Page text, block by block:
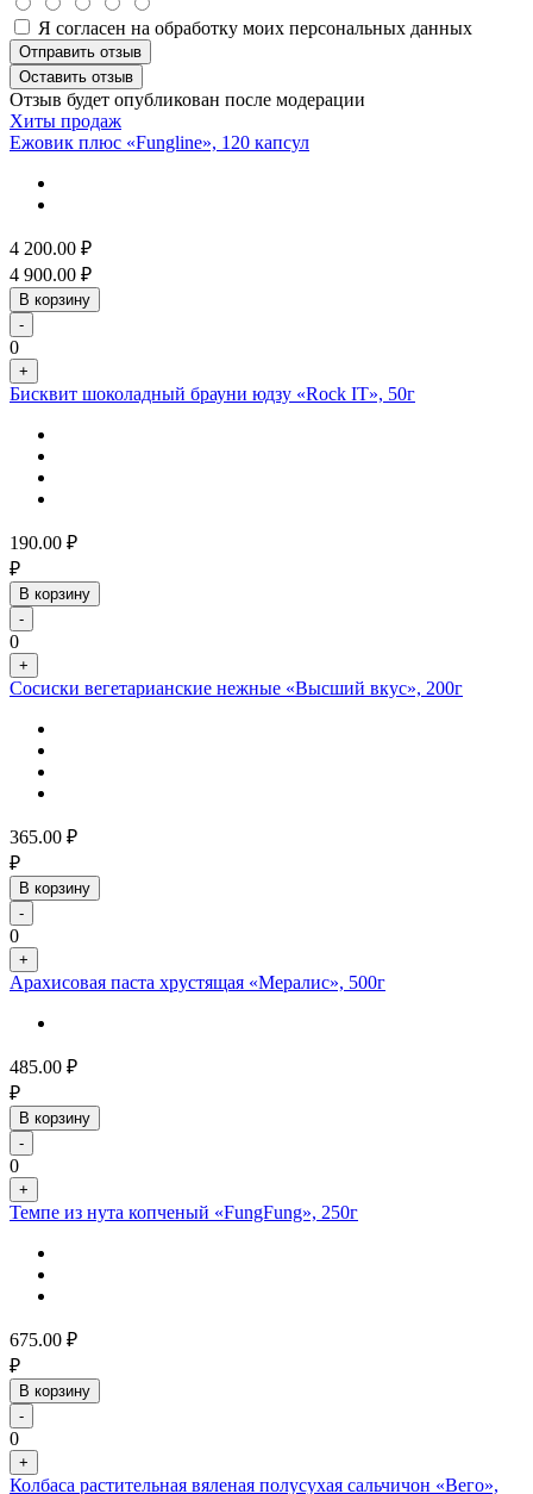
Я согласен на обработку моих персональных данных
Отправить отзыв
Оставить отзыв
Отзыв будет опубликован после модерации
Хиты продаж
Ежовик плюс «Fungline», 120 капсул
4 200.00 ₽
4 900.00 ₽
В корзину
-
0
+
Бисквит шоколадный брауни юдзу «Rock IT», 50г
190.00 ₽
₽
В корзину
-
0
+
Сосиски вегетарианские нежные «Высший вкус», 200г
365.00 ₽
₽
В корзину
-
0
+
Арахисовая паста хрустящая «Мералис», 500г
485.00 ₽
₽
В корзину
-
0
+
Темпе из нута копченый «FungFung», 250г
675.00 ₽
₽
В корзину
-
0
+
Колбаса растительная вяленая полусухая сальчичон «Вего»,